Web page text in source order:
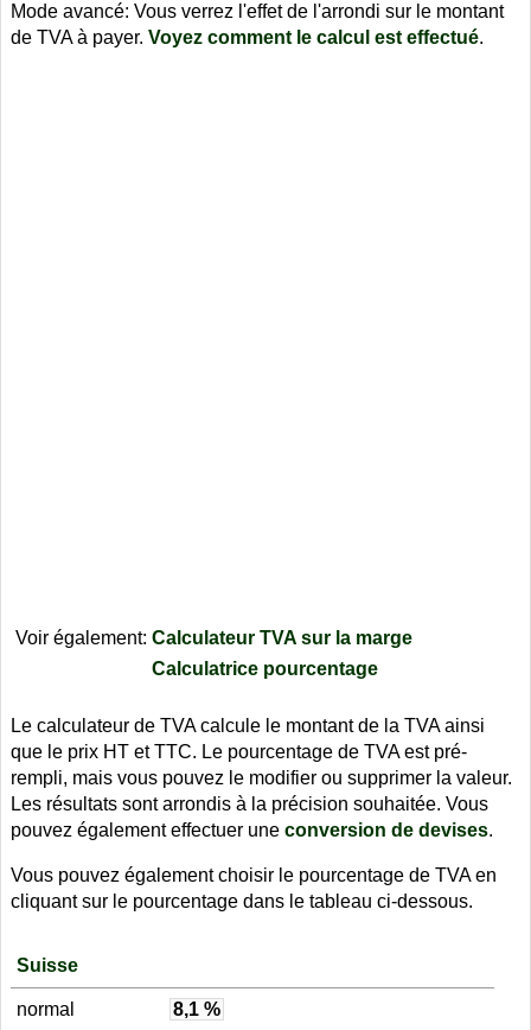
Mode avancé: Vous verrez l'effet de l'arrondi sur le montant
de TVA à payer. Voyez comment le calcul est effectué.
Voir également: Calculateur TVA sur la marge
Calculatrice pourcentage
Le calculateur de TVA calcule le montant de la TVA ainsi
que le prix HT et TTC. Le pourcentage de TVA est pré-
rempli, mais vous pouvez le modifier ou supprimer la valeur.
Les résultats sont arrondis à la précision souhaitée. Vous
pouvez également effectuer une conversion de devises.
Vous pouvez également choisir le pourcentage de TVA en
cliquant sur le pourcentage dans le tableau ci-dessous.
Suisse
normal 8,1 %